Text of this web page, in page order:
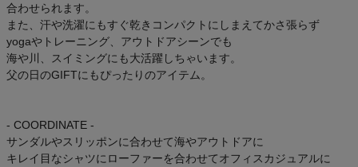
合わせられます。
また、汗や洗濯にもすぐ乾きコンパクトにしまえてかさ張らず
yogaやトレーニング、アウトドアシーンでも
海や川、スイミングにも大活躍しちゃいます。
父の日のGIFTにもぴったりのアイテム。
- COORDINATE -
サンダルやスリッポンに合わせて海やアウトドアに
キレイ目なシャツにローファーを合わせてオフィスカジュアルに